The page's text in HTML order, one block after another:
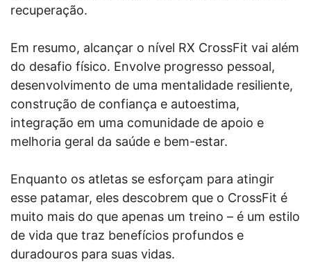
recuperação.
Em resumo, alcançar o nível RX CrossFit vai além
do desafio físico. Envolve progresso pessoal,
desenvolvimento de uma mentalidade resiliente,
construção de confiança e autoestima,
integração em uma comunidade de apoio e
melhoria geral da saúde e bem-estar.
Enquanto os atletas se esforçam para atingir
esse patamar, eles descobrem que o CrossFit é
muito mais do que apenas um treino – é um estilo
de vida que traz benefícios profundos e
duradouros para suas vidas.